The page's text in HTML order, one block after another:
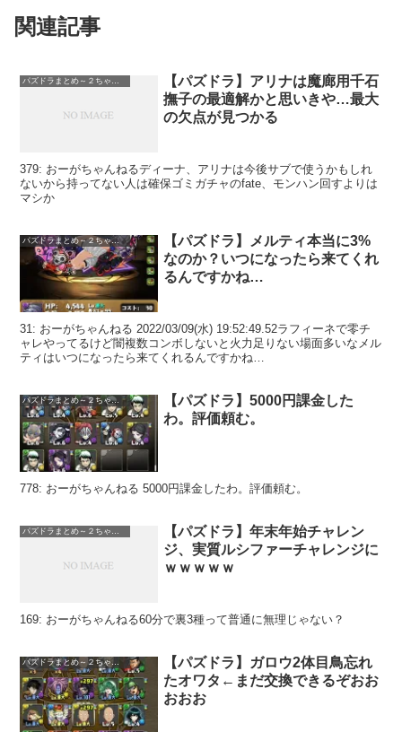
関連記事
【パズドラ】アリナは魔廊用千石
撫子の最適解かと思いきや…最大
の欠点が見つかる
379: おーがちゃんねるディーナ、アリナは今後サブで使うかもしれ
ないから持ってない人は確保ゴミガチャのfate、モンハン回すよりは
マシか
パズドラまとめ～２ちゃんねる
【パズドラ】メルティ本当に3%
なのか？いつになったら来てくれ
るんですかね…
31: おーがちゃんねる 2022/03/09(水) 19:52:49.52ラフィーネで零チ
ャレやってるけど闇複数コンボしないと火力足りない場面多いなメル
ティはいつになったら来てくれるんですかね…
パズドラまとめ～２ちゃんねる
【パズドラ】5000円課金した
わ。評価頼む。
778: おーがちゃんねる 5000円課金したわ。評価頼む。
【パズドラ】年末年始チャレン
ジ、実質ルシファーチャレンジに
ｗｗｗｗｗ
169: おーがちゃんねる60分で裏3種って普通に無理じゃない？
【パズドラ】ガロウ2体目鳥忘れ
たオワタ←まだ交換できるぞおお
おおお